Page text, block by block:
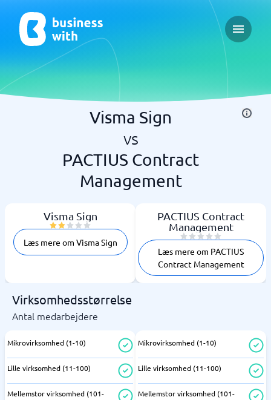
Open
Visma Sign
vs
PACTIUS Contract
Management
Visma Sign
Læs mere om Visma Sign
PACTIUS Contract
Management
Læs mere om PACTIUS
Contract Management
Virksomhedsstørrelse
Antal medarbejdere
Mikrovirksomhed (1-10)
Lille virksomhed (11-100)
Mellemstor virksomhed (101-
Mikrovirksomhed (1-10)
Lille virksomhed (11-100)
Mellemstor virksomhed (101-